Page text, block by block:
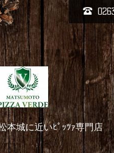
本城に近いﾋﾟｯﾂｧ専門店